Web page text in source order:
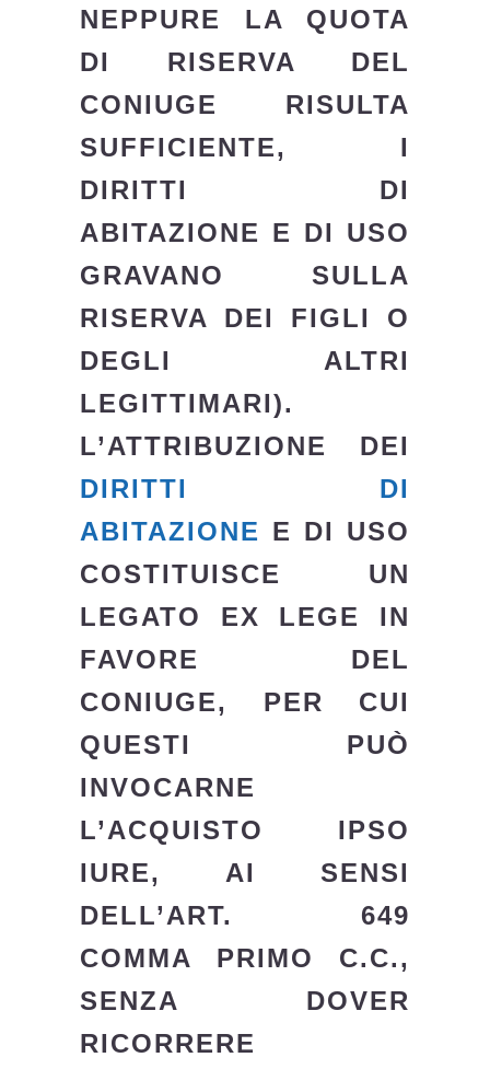
NEPPURE LA QUOTA
DI RISERVA DEL
CONIUGE RISULTA
SUFFICIENTE, I
DIRITTI DI
ABITAZIONE E DI USO
GRAVANO SULLA
RISERVA DEI FIGLI O
DEGLI ALTRI
LEGITTIMARI).
L’ATTRIBUZIONE DEI
DIRITTI DI
ABITAZIONE E DI USO
COSTITUISCE UN
LEGATO EX LEGE IN
FAVORE DEL
CONIUGE, PER CUI
QUESTI PUÒ
INVOCARNE
L’ACQUISTO IPSO
IURE, AI SENSI
DELL’ART. 649
COMMA PRIMO C.C.,
SENZA DOVER
RICORRERE